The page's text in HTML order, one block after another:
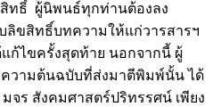
ทธิ์ ผู้นิพนธ์ทุกท่านต้องลง
ขสิทธิ์บทความให้แก่วารสารฯ
ไขครั้งสุดท้าย นอกจากนี้ ผู้
วามต้นฉบับที่ส่งมาตีพิมพ์นั้น ได้
จร สังคมศาสตร์ปริทรรศน์ เพียง